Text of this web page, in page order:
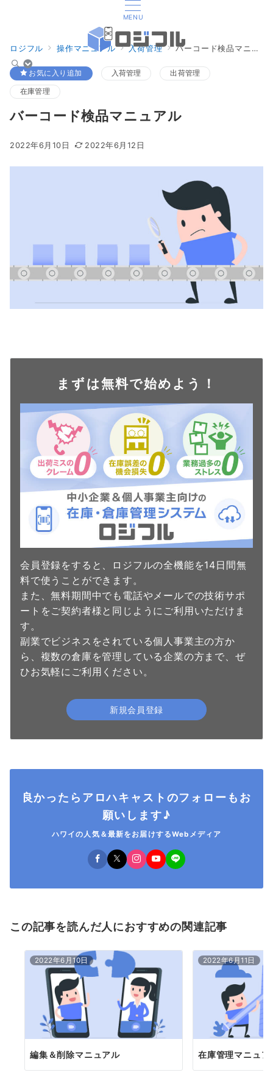
MENU
ロジフル 操作マニュアル 入荷管理 バーコード検品マニュアル
お気に入り追加 入荷管理 出荷管理
在庫管理
バーコード検品マニュアル
2022年6月10日 2022年6月12日
まずは無料で始めよう！
会員登録をすると、ロジフルの全機能を14日間無
料で使うことができます。
また、無料期間中でも電話やメールでの技術サポ
ートをご契約者様と同じようにご利用いただけま
す。
副業でビジネスをされている個人事業主の方か
ら、複数の倉庫を管理している企業の方まで、ぜ
ひお気軽にご利用ください。
新規会員登録
良かったらアロハキャストのフォローもお
願いします♪
ハワイの人気＆最新をお届けするWebメディア
この記事を読んだ人におすすめの関連記事
2022年6月10日
編集＆削除マニュアル
2022年6月11日
在庫管理マニュア